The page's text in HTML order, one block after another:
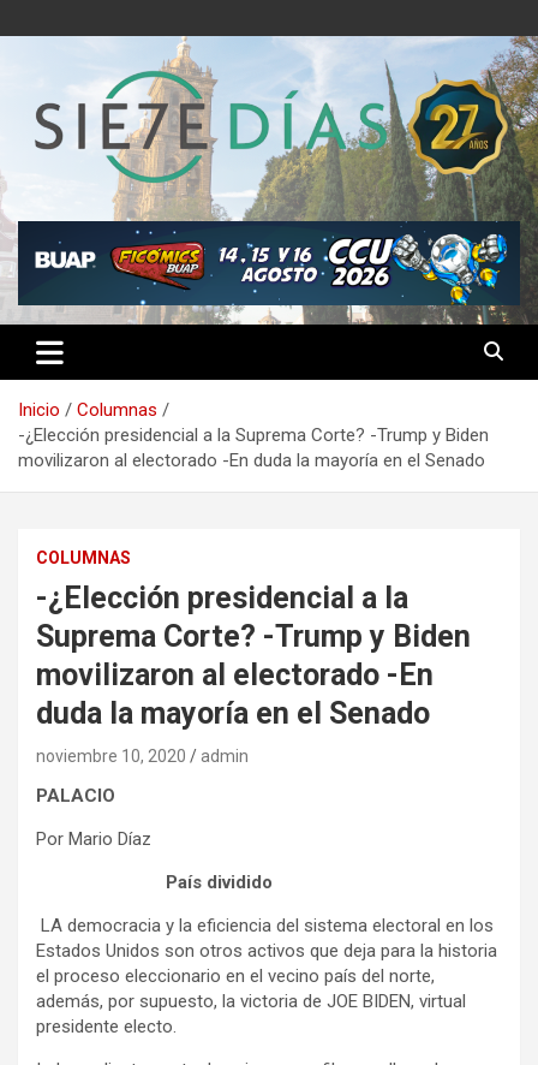
al
Semanario 7 Días
Inicio
Columnas
-¿Elección presidencial a la Suprema Corte? -Trump y Biden
movilizaron al electorado -En duda la mayoría en el Senado
COLUMNAS
-¿Elección presidencial a la
Suprema Corte? -Trump y Biden
movilizaron al electorado -En
duda la mayoría en el Senado
noviembre 10, 2020 admin
PALACIO
Por Mario Díaz
País dividido
LA democracia y la eficiencia del sistema electoral en los
Estados Unidos son otros activos que deja para la historia
el proceso eleccionario en el vecino país del norte,
además, por supuesto, la victoria de JOE BIDEN, virtual
presidente electo.